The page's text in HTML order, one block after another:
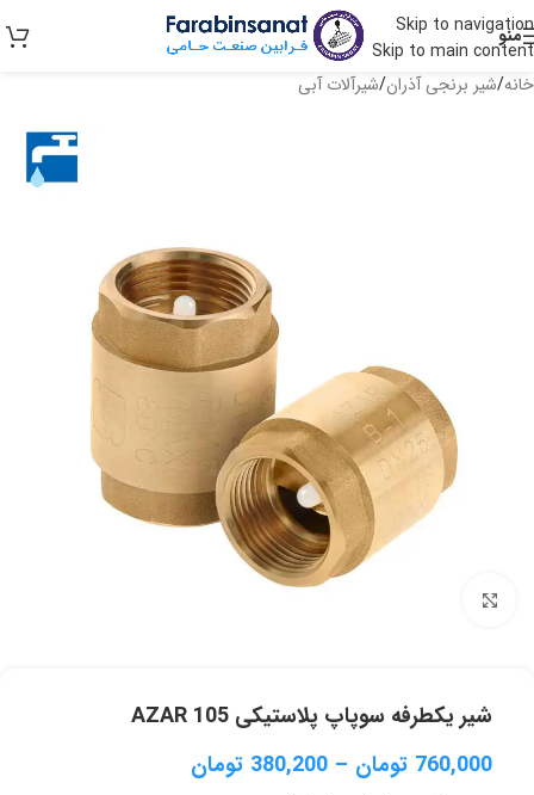
Skip to navigation
Skip to main content
منو
خانه/شیر برنجی آذران/شیرآلات آبی
شیر یکطرفه سوپاپ پلاستیکی AZAR 105
760,000 تومان –
380,200 تومان